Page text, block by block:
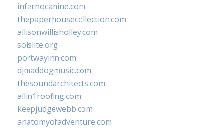
infernocanine.com
thepaperhousecollection.com
allisonwillisholley.com
solslite.org
portwayinn.com
djmaddogmusic.com
thesoundarchitects.com
allin1roofing.com
keepjudgewebb.com
anatomyofadventure.com